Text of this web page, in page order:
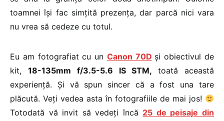
toamnei își fac simțită prezența, dar parcă nici vara
nu vrea să cedeze cu totul.
Eu am fotografiat cu un Canon 70D și obiectivul de
kit, 18-135mm f/3.5-5.6 IS STM,toată această
experiență. Și vă spun sincer că a fost una tare
plăcută. Veți vedea asta în fotografiile de mai jos!
Totodată vă invit să vedeți încă 25 de peisaje din